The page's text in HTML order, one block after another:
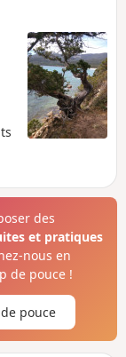
des
et pratiques
nous en
de pouce !
pouce